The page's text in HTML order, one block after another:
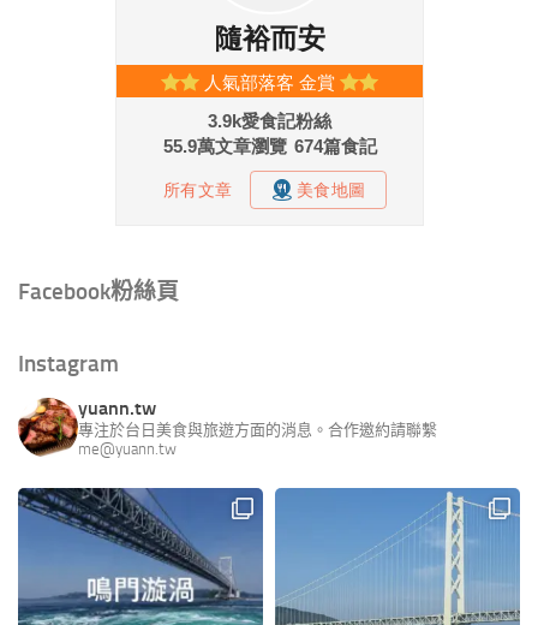
Facebook粉絲頁
Instagram
yuann.tw
專注於台日美食與旅遊方面的消息。合作邀約請聯繫
me@yuann.tw